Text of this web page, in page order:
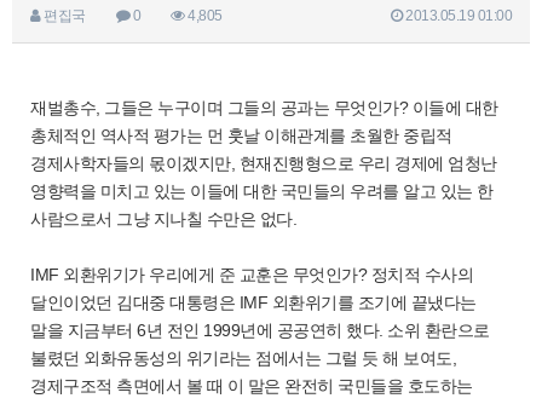
편집국 0 4,805 2013.05.19 01:00
재벌총수, 그들은 누구이며 그들의 공과는 무엇인가? 이들에 대한
총체적인 역사적 평가는 먼 훗날 이해관계를 초월한 중립적
경제사학자들의 몫이겠지만, 현재진행형으로 우리 경제에 엄청난
영향력을 미치고 있는 이들에 대한 국민들의 우려를 알고 있는 한
사람으로서 그냥 지나칠 수만은 없다.
IMF 외환위기가 우리에게 준 교훈은 무엇인가? 정치적 수사의
달인이었던 김대중 대통령은 IMF 외환위기를 조기에 끝냈다는
말을 지금부터 6년 전인 1999년에 공공연히 했다. 소위 환란으로
불렸던 외화유동성의 위기라는 점에서는 그럴 듯 해 보여도,
경제구조적 측면에서 볼 때 이 말은 완전히 국민들을 호도하는